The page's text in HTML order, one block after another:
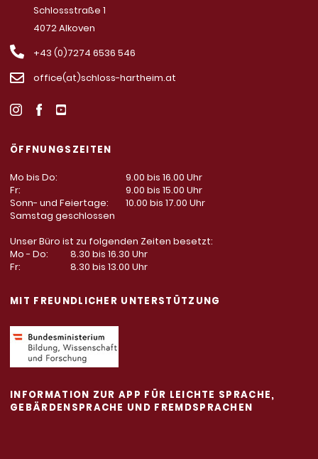
Schlossstraße 1
4072 Alkoven
+43 (0)7274 6536 546
office(at)schloss-hartheim.at
ÖFFNUNGSZEITEN
Mo bis Do:
9.00 bis 16.00 Uhr
Fr:
9.00 bis 15.00 Uhr
Sonn- und Feiertage:
10.00 bis 17.00 Uhr
Samstag geschlossen
Unser Büro ist zu folgenden Zeiten besetzt:
Mo - Do:
8.30 bis 16.30 Uhr
Fr:
8.30 bis 13.00 Uhr
MIT FREUNDLICHER UNTERSTÜTZUNG
INFORMATION ZUR APP FÜR LEICHTE SPRACHE,
GEBÄRDENSPRACHE UND FREMDSPRACHEN